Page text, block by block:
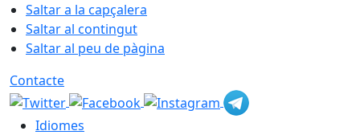
Saltar a la capçalera
Saltar al contingut
Saltar al peu de pàgina
Contacte
Idiomes